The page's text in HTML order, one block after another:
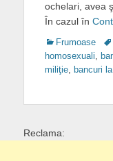
ochelari, avea
În cazul în
Categories
Frumoase
homosexuali,
miliţie, bancuri
Reclama: